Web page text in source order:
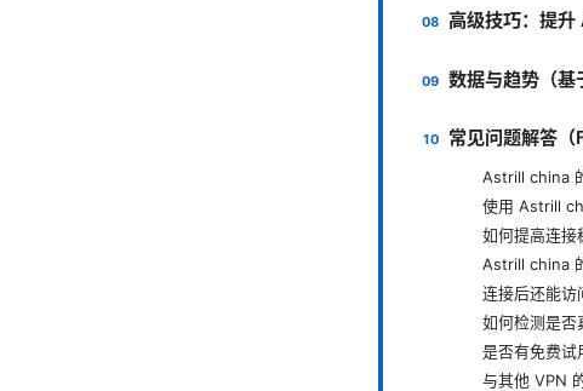
高级技巧：提
数据与趋势（基
常见问题解答（
Astrill china
使用 Astrill
如何提高连接
Astrill china
连接后还能访
如何检测是否
是否有免费试
与其他 VPN